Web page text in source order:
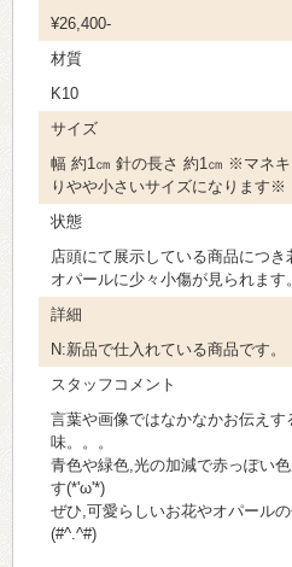
¥26,400-
材質
K10
サイズ
幅 約1㎝ 針の長さ 約1㎝ ※マネ
りやや小さいサイズになります※
状態
店頭にて展示している商品につき
オパールに少々小傷が見られます。
詳細
N:新品で仕入れている商品です。
スタッフコメント
言葉や画像ではなかなかお伝え
味。。。
青色や緑色,光の加減で赤っぽい
す(*'ω'*)
ぜひ,可愛らしいお花やオパール
(#^.^#)